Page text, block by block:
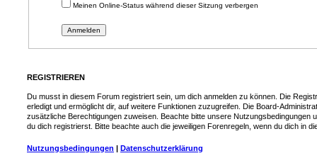
Meinen Online-Status während dieser Sitzung verbergen
REGISTRIEREN
Du musst in diesem Forum registriert sein, um dich anmelden zu können. Die
erledigt und ermöglicht dir, auf weitere Funktionen zuzugreifen. Die Board-
zusätzliche Berechtigungen zuweisen. Beachte bitte unsere Nutzungsbedingungen
du dich registrierst. Bitte beachte auch die jeweiligen Forenregeln, wenn du dich in
Nutzungsbedingungen | Datenschutzerklärung